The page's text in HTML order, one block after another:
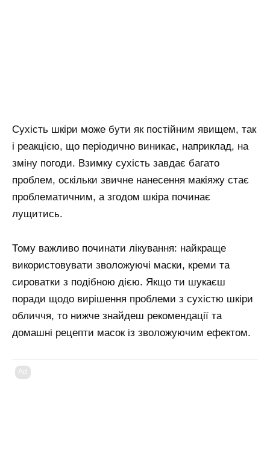
Сухість шкіри може бути як постійним явищем, так
і реакцією, що періодично виникає, наприклад, на
зміну погоди. Взимку сухість завдає багато
проблем, оскільки звичне нанесення макіяжу стає
проблематичним, а згодом шкіра починає
лущитись.
Тому важливо починати лікування: найкраще
використовувати зволожуючі маски, креми та
сироватки з подібною дією. Якщо ти шукаєш
поради щодо вирішення проблеми з сухістю шкіри
обличчя, то нижче знайдеш рекомендації та
домашні рецепти масок із зволожуючим ефектом.
Ad